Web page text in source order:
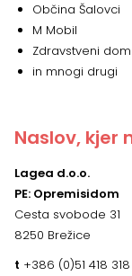
Občina Šalovci
M Mobil
Zdravstveni
in mnogi drugi
Naslov, kjer
Lagea d.o.o.
PE: Opremisidom
Cesta svobode 31
8250 Brežice
t +386 (0)51 418 318